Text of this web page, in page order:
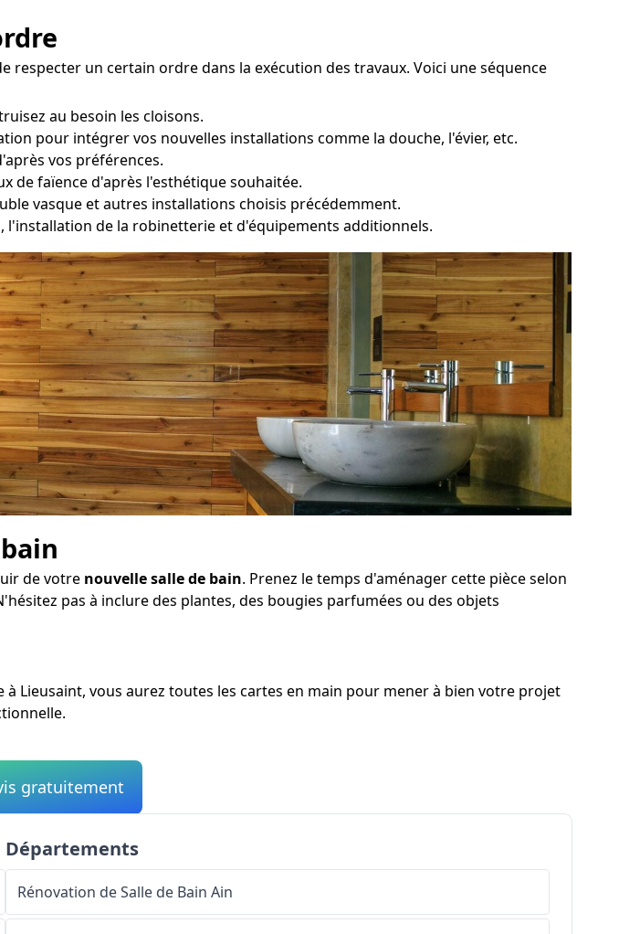
un certain ordre dans la exécution des travaux. Voici une séquence
au besoin les cloisons.
pour intégrer vos nouvelles installations comme la douche, l'évier, etc.
vos préférences.
de faïence d'après l'esthétique souhaitée.
vasque et autres installations choisis précédemment.
l'installation de la robinetterie et d'équipements additionnels.
de votre nouvelle salle de bain. Prenez le temps d'aménager cette pièce selon
pas à inclure des plantes, des bougies parfumées ou des objets
à Lieusaint, vous aurez toutes les cartes en main pour mener à bien votre projet
gratuitement
Départements
Rénovation de Salle de Bain Ain